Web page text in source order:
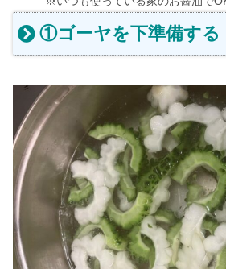
①ゴーヤを下準備する